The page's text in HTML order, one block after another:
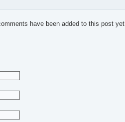
have been added to this post yet.